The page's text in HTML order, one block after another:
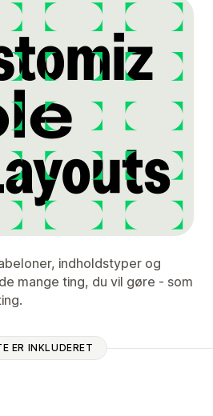
indholdstyper og
mange ting, du vil gøre - som
ER INKLUDERET